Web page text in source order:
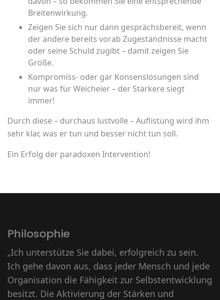
Breitenwirkung.
Zeigen Sie sich nur dann gesprächsbereit, wenn
der andere bereits vorab Zugeständnisse macht
oder seine Schuld zugibt – damit zeigen Sie
Größe.
Kompromiss- oder gar Konsenslösungen sind
nur was für Weicheier – der Stärkere siegt
immer!
Durch diese – durchaus lustvolle – Auflistung wird ihm
sehr klar, was er tun und besser nicht tun soll.
Ein Erfolg der paradoxen Intervention!
Philosophie
„Ich unterstütze Sie dabei, erfolgreich zu sein.
Ich gehe davon aus, dass jeder Mensch und jede
Organisation die Fähigkeit zur Selbstentwicklung
besitzt. Die Aktivierung der Stärken und